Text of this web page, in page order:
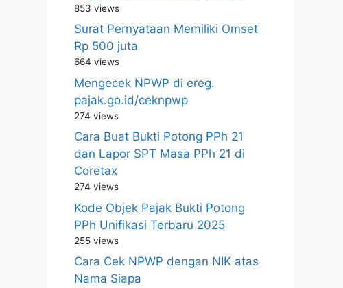
853 views
Surat Pernyataan Memiliki Omset
Rp 500 juta
664 views
Mengecek NPWP di ereg.
pajak.go.id/ceknpwp
274 views
Cara Buat Bukti Potong PPh 21
dan Lapor SPT Masa PPh 21 di
Coretax
274 views
Kode Objek Pajak Bukti Potong
PPh Unifikasi Terbaru 2025
255 views
Cara Cek NPWP dengan NIK atas
Nama Siapa